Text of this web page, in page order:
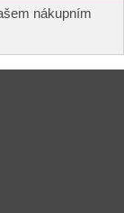
nákupním